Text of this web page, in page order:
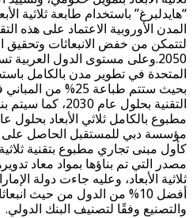
“هايدلبرغ” باستخدام طابعة ثلاثية
المدن الأوروبية الاعتماد على هذه
لتتمكن من خفض الانبعاثات وتحقيق
2050.وعلى مستوى الدول العربية
المتحدة في تطوير مدن بالكامل
بحيث ستتم طباعة
التقنية بحلول عام
مؤسسة دبي للمستقبل الحاصل على
كأول مبنى تجاري مطبوع بتقنية
مصدر التي تم بناؤها بمواد معاد
ثلاثية الأبعاد، وعليه جاءت دولة
أفضل 10% من الدول من حيث
والتصنيع وفقًا لتصنيف البنك الدولي.